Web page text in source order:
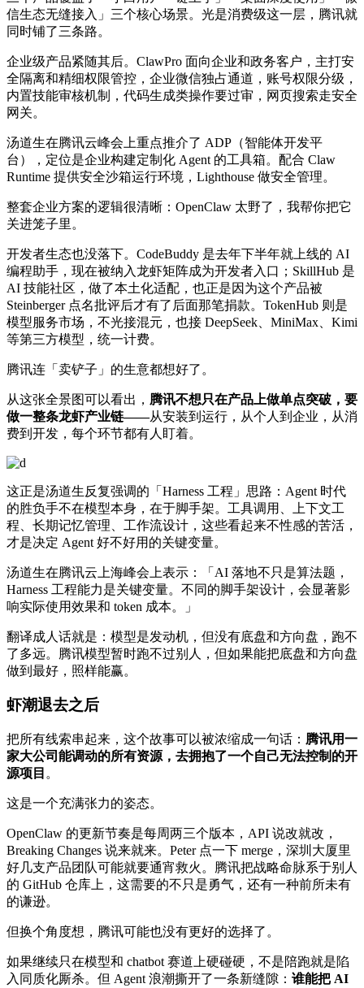
信生态无缝接入」三个核心场景。光是消费级这一层，腾讯就
同时铺了三条路。
企业级产品紧随其后。ClawPro 面向企业和政务客户，主打安
全隔离和精细权限管控，企业微信独占通道，账号权限分级，
内置技能审核机制，代码生成类操作要过审，网页搜索走安全
网关。
汤道生在腾讯云峰会上重点推介了 ADP（智能体开发平
台），定位是企业构建定制化 Agent 的工具箱。配合 Claw
Runtime 提供安全沙箱运行环境，Lighthouse 做安全管理。
整套企业方案的逻辑很清晰：OpenClaw 太野了，我帮你把它
关进笼子里。
开发者生态也没落下。CodeBuddy 是去年下半年就上线的 AI
编程助手，现在被纳入龙虾矩阵成为开发者入口；SkillHub 是
AI 技能社区，做了本土化适配，也正是因为这个产品被
Steinberger 点名批评后才有了后面那笔捐款。TokenHub 则是
模型服务市场，不光接混元，也接 DeepSeek、MiniMax、Kimi
等第三方模型，统一计费。
腾讯连「卖铲子」的生意都想好了。
从这张全景图可以看出， 腾讯不想只在产品上做单点突破，要
做一整条龙虾产业链——从安装到运行，从个人到企业，从消
费到开发，每个环节都有人盯着。
这正是汤道生反复强调的「Harness 工程」思路：Agent 时代
的胜负手不在模型本身，在于脚手架。工具调用、上下文工
程、长期记忆管理、工作流设计，这些看起来不性感的苦活，
才是决定 Agent 好不好用的关键变量。
汤道生在腾讯云上海峰会上表示：「AI 落地不只是算法题，
Harness 工程能力是关键变量。不同的脚手架设计，会显著影
响实际使用效果和 token 成本。」
翻译成人话就是：模型是发动机，但没有底盘和方向盘，跑不
了多远。腾讯模型暂时跑不过别人，但如果能把底盘和方向盘
做到最好，照样能赢。
虾潮退去之后
把所有线索串起来，这个故事可以被浓缩成一句话： 腾讯用一
家大公司能调动的所有资源，去拥抱了一个自己无法控制的开
源项目 。
这是一个充满张力的姿态。
OpenClaw 的更新节奏是每周两三个版本，API 说改就改，
Breaking Changes 说来就来。Peter 点一下 merge，深圳大厦里
好几支产品团队可能就要通宵救火。腾讯把战略命脉系于别人
的 GitHub 仓库上，这需要的不只是勇气，还有一种前所未有
的谦逊。
但换个角度想，腾讯可能也没有更好的选择了。
如果继续只在模型和 chatbot 赛道上硬碰硬，不是陪跑就是陷
入同质化厮杀。但 Agent 浪潮撕开了一条新缝隙： 谁能把 AI